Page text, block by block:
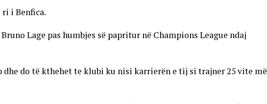
i Benfica.
Lage pas humbjes së papritur në Champions League ndaj
dhe do të kthehet te klubi ku nisi karrierën e tij si trajner 25 vite më